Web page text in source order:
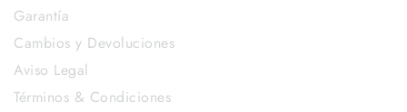
Garantía
Cambios y Devoluciones
Aviso Legal
Términos & Condiciones